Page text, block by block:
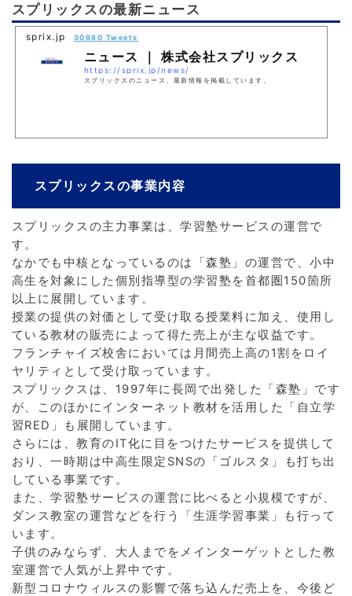
スプリックスの最新ニュース
sprix.jp 30980 Tweets
ニュース ｜ 株式会社スプリックス
https://sprix.jp/news/
スプリックスのニュース、最新情報を掲載しています。
スプリックスの事業内容
スプリックスの主力事業は、学習塾サービスの運営で
す。
なかでも中核となっているのは「森塾」の運営で、小中
高生を対象にした個別指導型の学習塾を首都圏150箇所
以上に展開しています。
授業の提供の対価として受け取る授業料に加え、使用し
ている教材の販売によって得た売上が主な収益です。
フランチャイズ校舎においては月間売上高の1割をロイ
ヤリティとして受け取っています。
スプリックスは、1997年に長岡で出発した「森塾」です
が、このほかにインターネット教材を活用した「自立学
習RED」も展開しています。
さらには、教育のIT化に目をつけたサービスを提供して
おり、一時期は中高生限定SNSの「ゴルスタ」も打ち出
している事業です。
また、学習塾サービスの運営に比べると小規模ですが、
ダンス教室の運営などを行う「生涯学習事業」も行って
います。
子供のみならず、大人までをメインターゲットとした教
室運営で人気が上昇中です。
新型コロナウィルスの影響で落ち込んだ売上を、今後ど